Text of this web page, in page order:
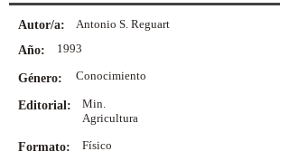
Autor/a:
Antonio S. Reguart
Año:
1993
Género: Conocimiento
Min.
Agricultura
Editorial:
Formato: Físico